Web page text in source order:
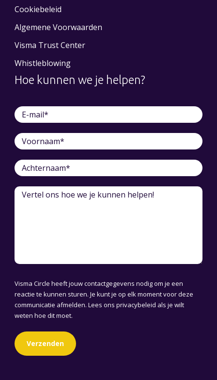
Cookiebeleid
Algemene Voorwaarden
Visma Trust Center
Whistleblowing
Hoe kunnen we je helpen?
Visma Circle heeft jouw contactgegevens nodig om je een
reactie te kunnen sturen. Je kunt je op elk moment voor deze
communicatie afmelden. Lees ons privacybeleid als je wilt
weten hoe dit moet.